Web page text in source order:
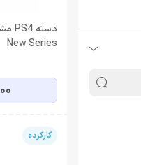
New Series
کارکرده